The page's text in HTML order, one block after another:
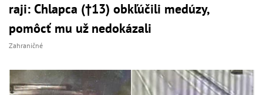
raji: Chlapca (†13) obkľúčili medúzy,
pomôcť mu už nedokázali
Zahraničné